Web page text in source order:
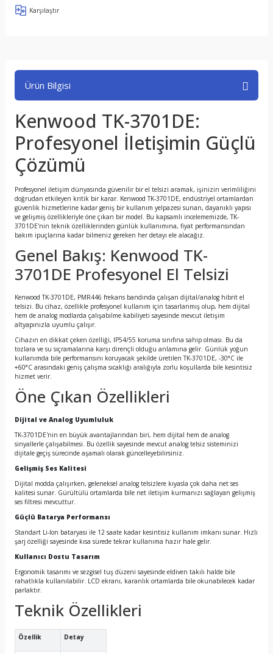
Karşılaştır
Ürün Bilgisi
Kenwood TK-3701DE:
Profesyonel İletişimin Güçlü
Çözümü
Profesyonel iletişim dünyasında güvenilir bir el telsizi aramak, işinizin verimliliğini
doğrudan etkileyen kritik bir karar. Kenwood TK-3701DE, endüstriyel ortamlardan
güvenlik hizmetlerine kadar geniş bir kullanım yelpazesi sunan, dayanıklı yapısı
ve gelişmiş özellikleriyle öne çıkan bir model. Bu kapsamlı incelememizde, TK-
3701DE'nin teknik özelliklerinden günlük kullanımına, fiyat performansından
bakım ipuçlarına kadar bilmeniz gereken her detayı ele alacağız.
Genel Bakış: Kenwood TK-
3701DE Profesyonel El Telsizi
Kenwood TK-3701DE, PMR446 frekans bandında çalışan dijital/analog hibrit el
telsizi. Bu cihaz, özellikle profesyonel kullanım için tasarlanmış olup, hem dijital
hem de analog modlarda çalışabilme kabiliyeti sayesinde mevcut iletişim
altyapınızla uyumlu çalışır.
Cihazın en dikkat çeken özelliği, IP54/55 koruma sınıfına sahip olması. Bu da
tozlara ve su sıçramalarına karşı dirençli olduğu anlamına gelir. Günlük yoğun
kullanımda bile performansını koruyacak şekilde üretilen TK-3701DE, -30°C ile
+60°C arasındaki geniş çalışma sıcaklığı aralığıyla zorlu koşullarda bile kesintisiz
hizmet verir.
Öne Çıkan Özellikleri
Dijital ve Analog Uyumluluk
TK-3701DE'nin en büyük avantajlarından biri, hem dijital hem de analog
sinyallerle çalışabilmesi. Bu özellik sayesinde mevcut analog telsiz sisteminizi
dijitale geçiş sürecinde aşamalı olarak güncelleyebilirsiniz.
Gelişmiş Ses Kalitesi
Dijital modda çalışırken, geleneksel analog telsizlere kıyasla çok daha net ses
kalitesi sunar. Gürültülü ortamlarda bile net iletişim kurmanızı sağlayan gelişmiş
ses filtresi mevcuttur.
Güçlü Batarya Performansı
Standart Li-Ion bataryası ile 12 saate kadar kesintisiz kullanım imkanı sunar. Hızlı
şarj özelliği sayesinde kısa sürede tekrar kullanıma hazır hale gelir.
Kullanıcı Dostu Tasarım
Ergonomik tasarımı ve sezgisel tuş düzeni sayesinde eldiven takılı halde bile
rahatlıkla kullanılabilir. LCD ekranı, karanlık ortamlarda bile okunabilecek kadar
parlaktır.
Teknik Özellikleri
Özellik Detay